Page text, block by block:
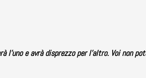
l’uno e avrà disprezzo per l’altro. Voi non